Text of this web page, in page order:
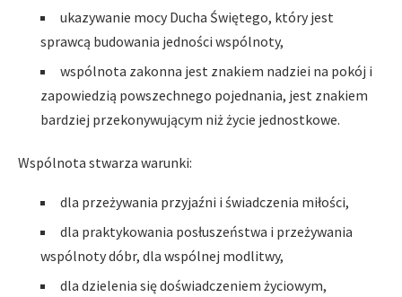
ukazywanie mocy Ducha Świętego, który jest
sprawcą budowania jedności wspólnoty,
wspólnota zakonna jest znakiem nadziei na pokój i
za­powiedzią powszechnego pojednania, jest znakiem
bardziej przekonywującym niż życie jednostkowe.
Wspólnota stwarza warunki:
dla przeżywania przyjaźni i świadczenia miłości,
dla praktykowania posłuszeństwa i przeżywania
wspólnoty dóbr, dla wspólnej modlitwy,
dla dzielenia się doświadczeniem życiowym,